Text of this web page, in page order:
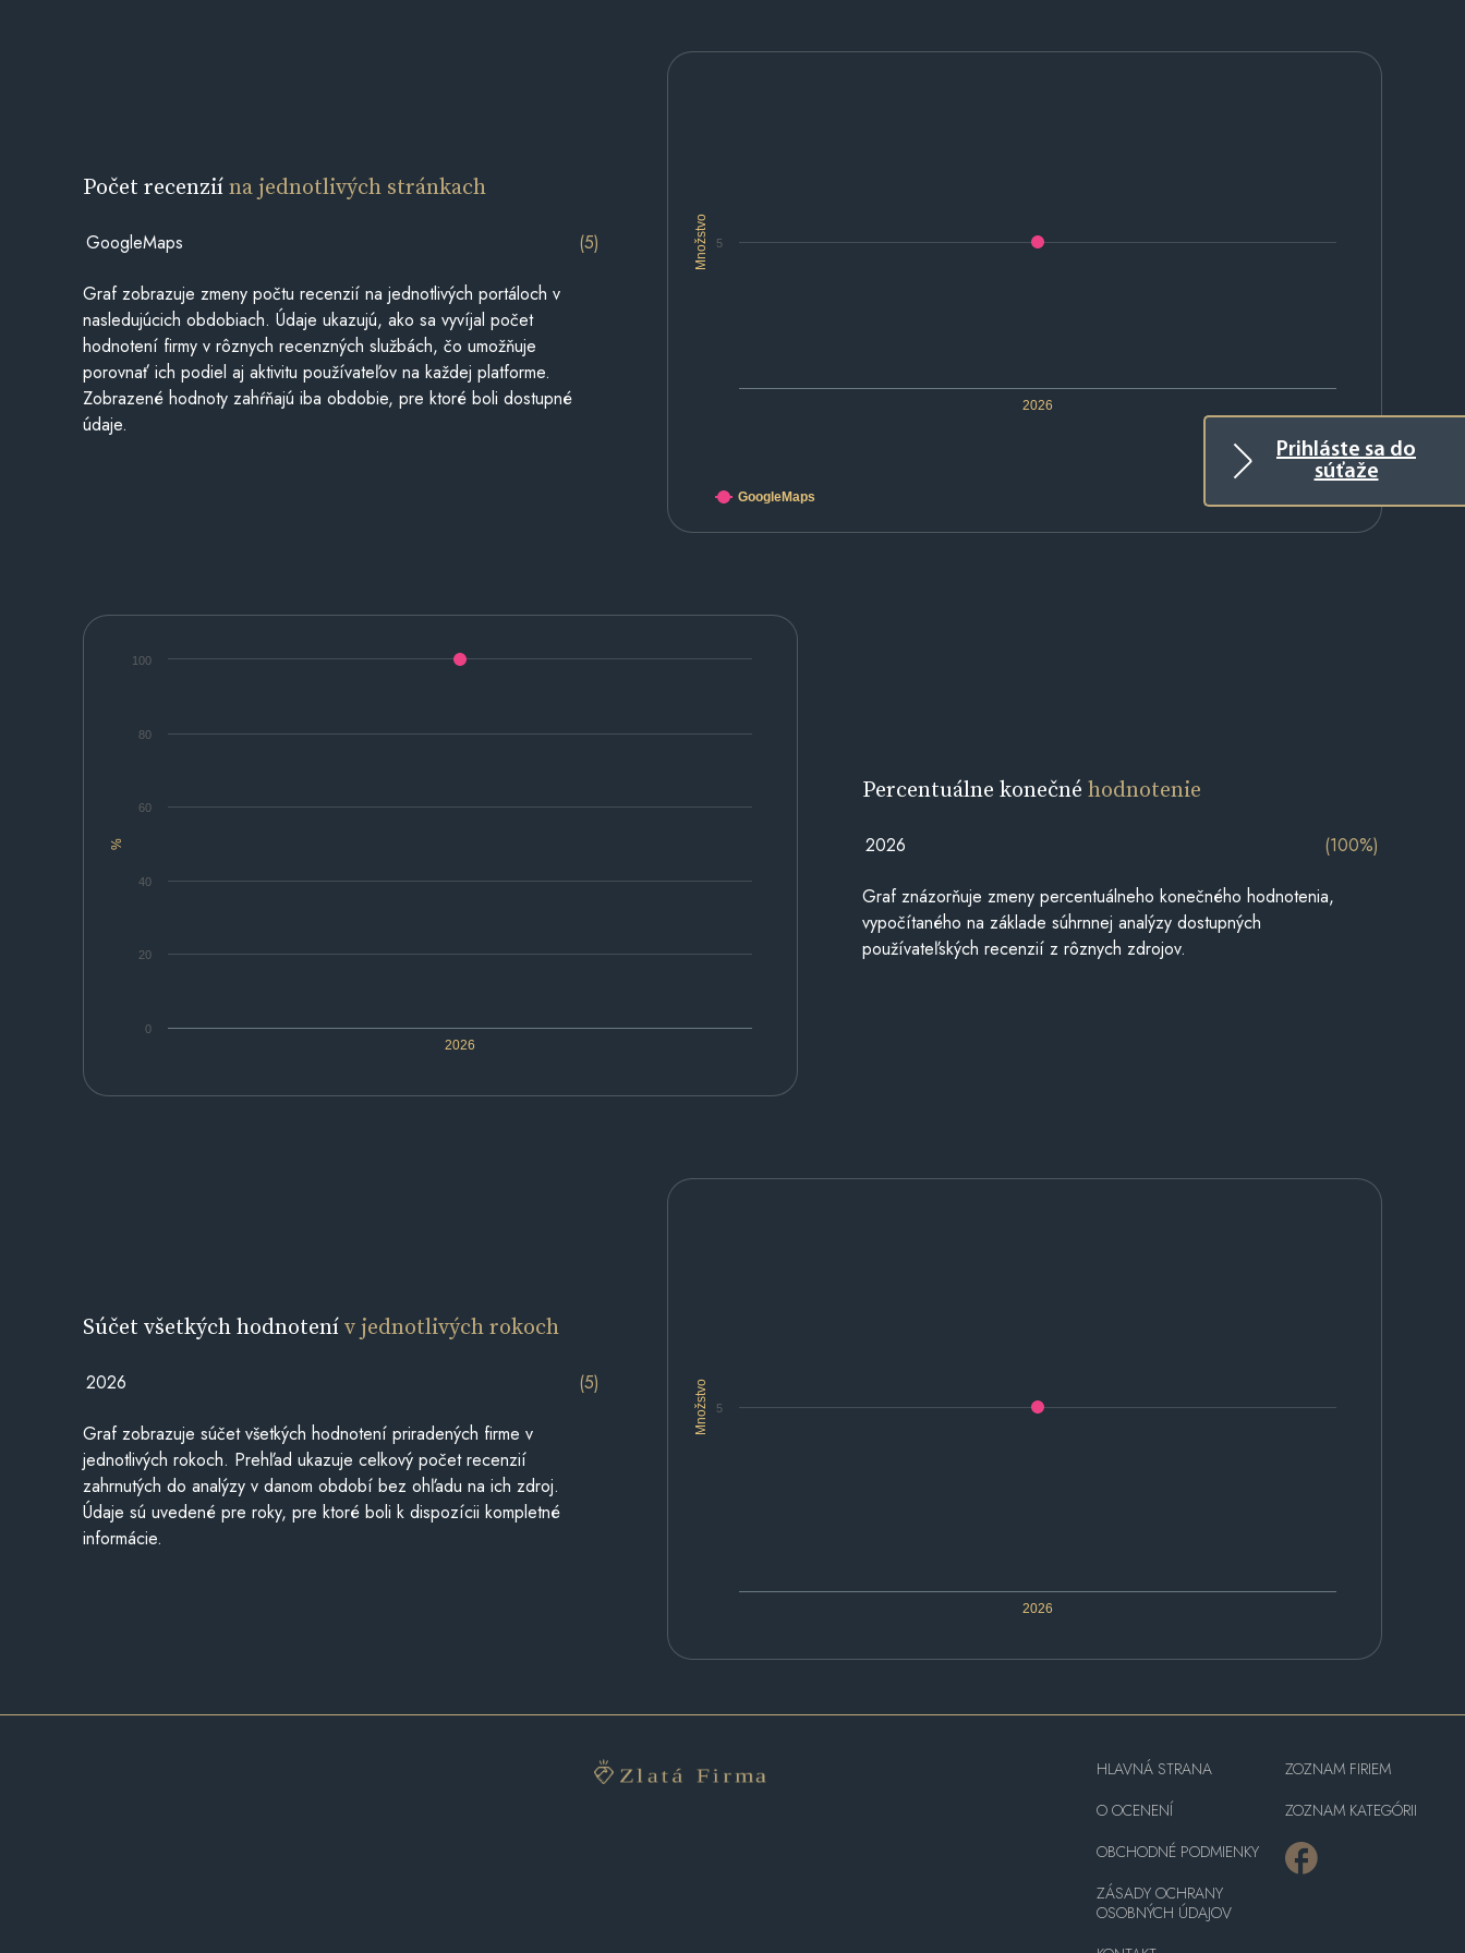
Prihláste sa do
súťaže
Množstvo
2026
5
GoogleMaps
Počet recenziína jednotlivých stránkach
GoogleMaps (5)
Graf zobrazuje zmeny počtu recenzií na jednotlivých portáloch v
nasledujúcich obdobiach. Údaje ukazujú, ako sa vyvíjal počet
hodnotení firmy v rôznych recenzných službách, čo umožňuje
porovnať ich podiel aj aktivitu používateľov na každej platforme.
Zobrazené hodnoty zahŕňajú iba obdobie, pre ktoré boli dostupné
údaje.
%
2026
0
20
40
60
80
100
Percentuálne konečnéhodnotenie
2026 (100%)
Graf znázorňuje zmeny percentuálneho konečného hodnotenia,
vypočítaného na základe súhrnnej analýzy dostupných
používateľských recenzií z rôznych zdrojov.
Množstvo
2026
5
Súčet všetkých hodnotenív jednotlivých rokoch
2026 (5)
Graf zobrazuje súčet všetkých hodnotení priradených firme v
jednotlivých rokoch. Prehľad ukazuje celkový počet recenzií
zahrnutých do analýzy v danom období bez ohľadu na ich zdroj.
Údaje sú uvedené pre roky, pre ktoré boli k dispozícii kompletné
informácie.
HLAVNÁ STRANA
O OCENENÍ
OBCHODNÉ PODMIENKY
ZÁSADY OCHRANY
OSOBNÝCH ÚDAJOV
ZOZNAM FIRIEM
ZOZNAM KATEGÓRII